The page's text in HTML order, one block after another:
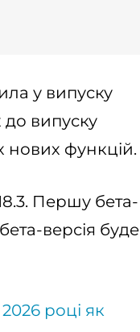
у випуску
до випуску
нових функцій.
Першу бета-
версія буде
році як